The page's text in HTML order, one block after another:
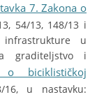
7. Zakona o
54/13, 148/13 i
u
graditeljstvo i
o biciklističkoj
u nastavku: